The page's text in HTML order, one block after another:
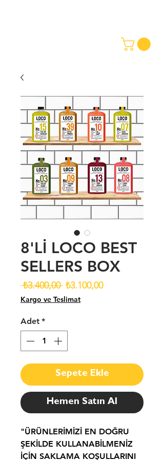
8'Lİ LOCO BEST
SELLERS BOX
₺3.400,00 Normal
Fiyat
₺3.100,00İndirimli
Kargo ve Teslimat
Adet *
Sepete Ekle
Hemen Satın Al
"ÜRÜNLERİMİZİ EN DOĞRU
ŞEKİLDE KULLANABİLMENİZ
İÇİN SAKLAMA KOŞULLARINI